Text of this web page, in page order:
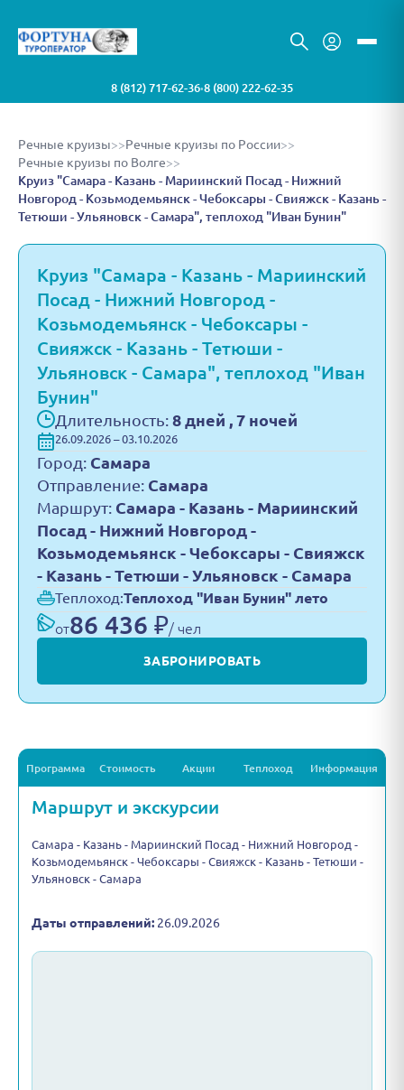
8 (812) 717-62-36•8 (800) 222-62-35
Речные круизы>>Речные круизы по России>>
Речные круизы по Волге>>
Круиз "Самара - Казань - Мариинский Посад - Нижний
Новгород - Козьмодемьянск - Чебоксары - Свияжск - Казань -
Тетюши - Ульяновск - Самара", теплоход "Иван Бунин"
Круиз "Самара - Казань - Мариинский
Посад - Нижний Новгород -
Козьмодемьянск - Чебоксары -
Свияжск - Казань - Тетюши -
Ульяновск - Самара", теплоход "Иван
Бунин"
Длительность: 8 дней , 7 ночей
26.09.2026 – 03.10.2026
Город: Самара
Отправление: Самара
Маршрут: Самара - Казань - Мариинский
Посад - Нижний Новгород -
Козьмодемьянск - Чебоксары - Свияжск
- Казань - Тетюши - Ульяновск - Самара
Теплоход:Теплоход "Иван Бунин" лето
от86 436 ₽/ чел
ЗАБРОНИРОВАТЬ
Программа Стоимость Акции Теплоход Информация
Маршрут и экскурсии
Самара - Казань - Мариинский Посад - Нижний Новгород -
Козьмодемьянск - Чебоксары - Свияжск - Казань - Тетюши -
Ульяновск - Самара
Даты отправлений: 26.09.2026